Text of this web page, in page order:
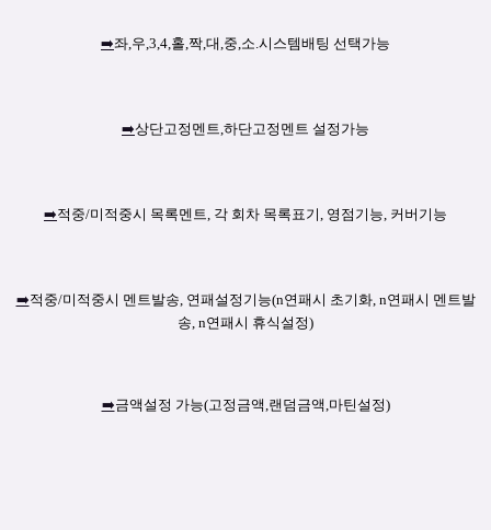
➡️좌,우,3,4,홀,짝,대,중,소.시스템배팅 선택가능
➡️상단고정멘트,하단고정멘트 설정가능
➡️적중/미적중시 목록멘트, 각 회차 목록표기, 영점기능, 커버기능
➡️적중/미적중시 멘트발송, 연패설정기능(n연패시 초기화, n연패시 멘트발
송, n연패시 휴식설정)
➡️금액설정 가능(고정금액,랜덤금액,마틴설정)